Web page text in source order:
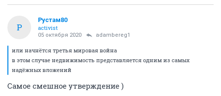
Р
Рустам80
activist
05 октября 2020 adambereg1
или начнётся третья мировая война
в этом случае недвижимость представляется одним из самых
надёжных вложений
Самое смешное утверждение )